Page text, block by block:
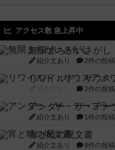
アクセス数 急上昇中
無限まちがいさがし
紹介文あり 2件の投稿
2件の投稿
紹介文あり 1件の投稿
宵と暁の呪文書
紹介文あり 8件の投稿